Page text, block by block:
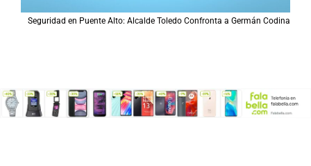
Seguridad en Puente Alto: Alcalde Toledo Confronta a Germán Codina